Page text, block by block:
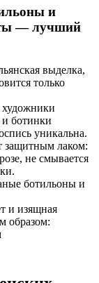
и
— лучший
выделка,
только
ботинки
уникальна.
защитным лаком:
не смывается
ботильоны и
и изящная
образом: